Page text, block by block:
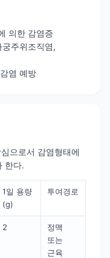
의한 감염증
주위조직염,
염 예방
으로서 감염형태에
한다.
1일 용량
(g)
투여경로
2
정맥
또는
근육